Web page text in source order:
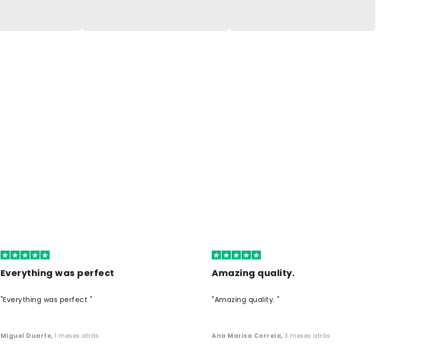
Everything was perfect
"Everything was perfect "
Miguel Duarte, 1 meses atrás
Amazing quality.
"Amazing quality. "
Ana Marisa Correia, 3 meses atrás